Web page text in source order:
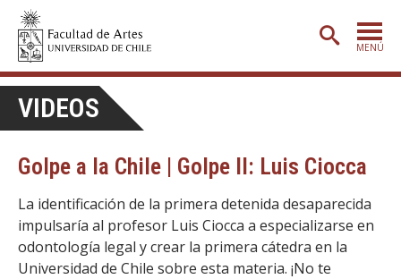
MENÚ
ETAPA BÁSICA
CARRERAS
POSTGRADO
EXTENSIÓN
VIDEOS
Golpe a la Chile | Golpe II: Luis Ciocca
La identificación de la primera detenida desaparecida
impulsaría al profesor Luis Ciocca a especializarse en
odontología legal y crear la primera cátedra en la
Universidad de Chile sobre esta materia. ¡No te